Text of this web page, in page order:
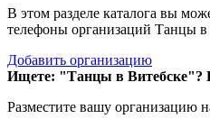
В этом разделе каталога вы
телефоны организаций Танцы в
Добавить организацию
Ищете: "Танцы в Витебске"?
Разместите вашу организацию